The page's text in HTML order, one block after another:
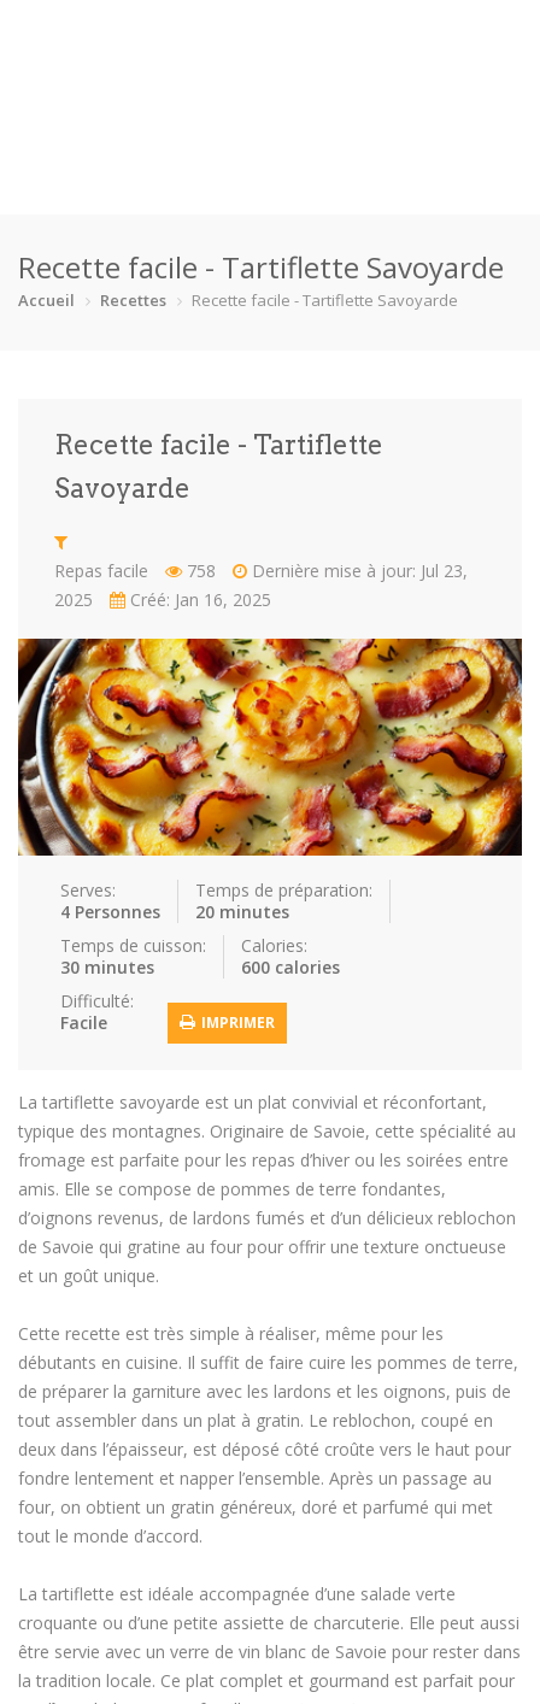
Catégories
Gâteaux Pain Pâtes
Repas faci… Salade Snakes Souchi
Soupes St valenti…
Viande
Recettes
Conseils et astuces
Nous contacter
Connexion / Inscription
Recette facile - Tartiflette Savoyarde
Accueil Recettes Recette facile - Tartiflette Savoyarde
Recette facile - Tartiflette
Savoyarde
Repas facile 758
Dernière mise à jour: Jul 23,
2025
Créé: Jan 16, 2025
Serves:
4 Personnes
Temps de préparation:
20 minutes
Temps de cuisson:
30 minutes
Calories:
600 calories
Difficulté:
Facile
IMPRIMER
La tartiflette savoyarde est un plat convivial et réconfortant,
typique des montagnes. Originaire de Savoie, cette spécialité au
fromage est parfaite pour les repas d’hiver ou les soirées entre
amis. Elle se compose de pommes de terre fondantes,
d’oignons revenus, de lardons fumés et d’un délicieux reblochon
de Savoie qui gratine au four pour offrir une texture onctueuse
et un goût unique.
Cette recette est très simple à réaliser, même pour les
débutants en cuisine. Il suffit de faire cuire les pommes de terre,
de préparer la garniture avec les lardons et les oignons, puis de
tout assembler dans un plat à gratin. Le reblochon, coupé en
deux dans l’épaisseur, est déposé côté croûte vers le haut pour
fondre lentement et napper l’ensemble. Après un passage au
four, on obtient un gratin généreux, doré et parfumé qui met
tout le monde d’accord.
La tartiflette est idéale accompagnée d’une salade verte
croquante ou d’une petite assiette de charcuterie. Elle peut aussi
être servie avec un verre de vin blanc de Savoie pour rester dans
la tradition locale. Ce plat complet et gourmand est parfait pour